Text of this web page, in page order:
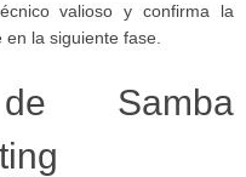
valioso y confirma la
la siguiente fase.
de Samba